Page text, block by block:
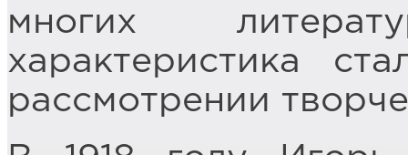
многих
характеристика
рассмотрении